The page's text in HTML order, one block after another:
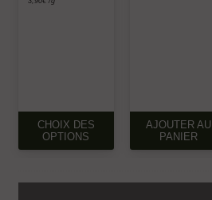
CHOIX DES
OPTIONS
AJOUTER AU
PANIER